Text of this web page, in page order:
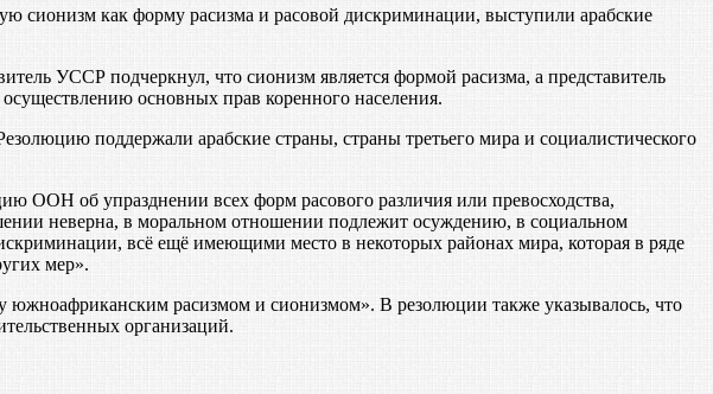
как форму расизма и расовой дискриминации, выступили арабские
УССР подчеркнул, что сионизм является формой расизма, а представитель
основных прав коренного населения.
поддержали арабские страны, страны третьего мира и социалистического
ООН об упразднении всех форм расового различия или превосходства,
неверна, в моральном отношении подлежит осуждению, в социальном
всё ещё имеющими место в некоторых районах мира, которая в ряде
мер».
расизмом и сионизмом». В резолюции также указывалось, что
организаций.